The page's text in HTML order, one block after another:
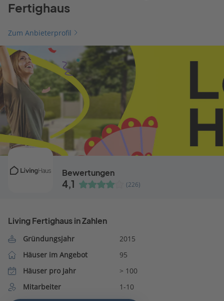
Fertighaus
Zum Anbieterprofil
Bewertungen
4,1 (226)
Living Fertighaus in Zahlen
Gründungsjahr
2015
Häuser im Angebot
95
Häuser pro Jahr
> 100
Mitarbeiter
1-10